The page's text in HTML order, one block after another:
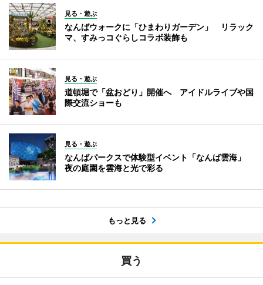
見る・遊ぶ
なんばウォークに「ひまわりガーデン」 リラック
マ、すみっコぐらしコラボ装飾も
見る・遊ぶ
道頓堀で「盆おどり」開催へ アイドルライブや国
際交流ショーも
見る・遊ぶ
なんばパークスで体験型イベント「なんば雲海」
夜の庭園を雲海と光で彩る
もっと見る
買う